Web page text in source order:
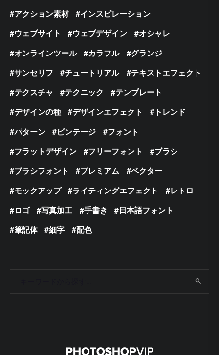
アクション素材
インスピレーション
ウェブサイト
ウェブデザイン
オシャレ
オンラインツール
カラフル
グランジ
サンセリフ
チュートリアル
テキストエフェクト
テクスチャ
テクニック
テンプレート
デザインの種
デザインエフェクト
トレンド
パターン
ビンテージ
フォント
フラットデザイン
フリーフォント
ブラシ
ブラシフォント
プレミアム
ベクター
モックアップ
ライティングエフェクト
レトロ
ロゴ
写真加工 手書き
日本語フォント
筆記体
細字 配色